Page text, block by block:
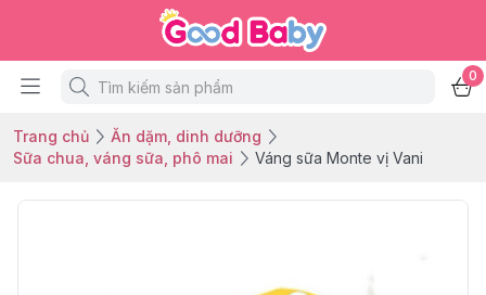
0
Trang chủ
Ăn dặm, dinh dưỡng
Sữa chua, váng sữa, phô mai
Váng sữa Monte vị Vani